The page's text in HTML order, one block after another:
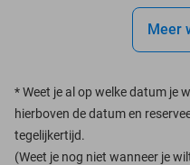
Meer
*Weet je al op welke datum je
hierboven de datum en
tegelijkertijd.
(Weet je nog niet wanneer je